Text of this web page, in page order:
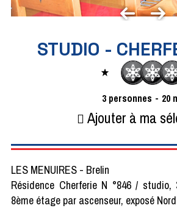
STUDIO -
3 personnes 20
Ajouter à ma
LES MENUIRES - Brelin
Résidence Cherferie N °846 / studio,
8ème étage par ascenseur, exposé